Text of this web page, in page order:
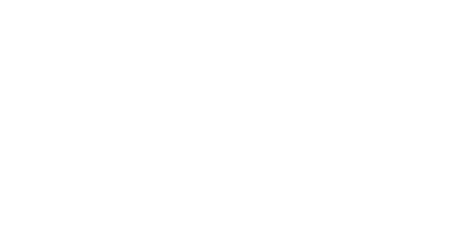
für biobasierte Produkte und Kraftstoffe"